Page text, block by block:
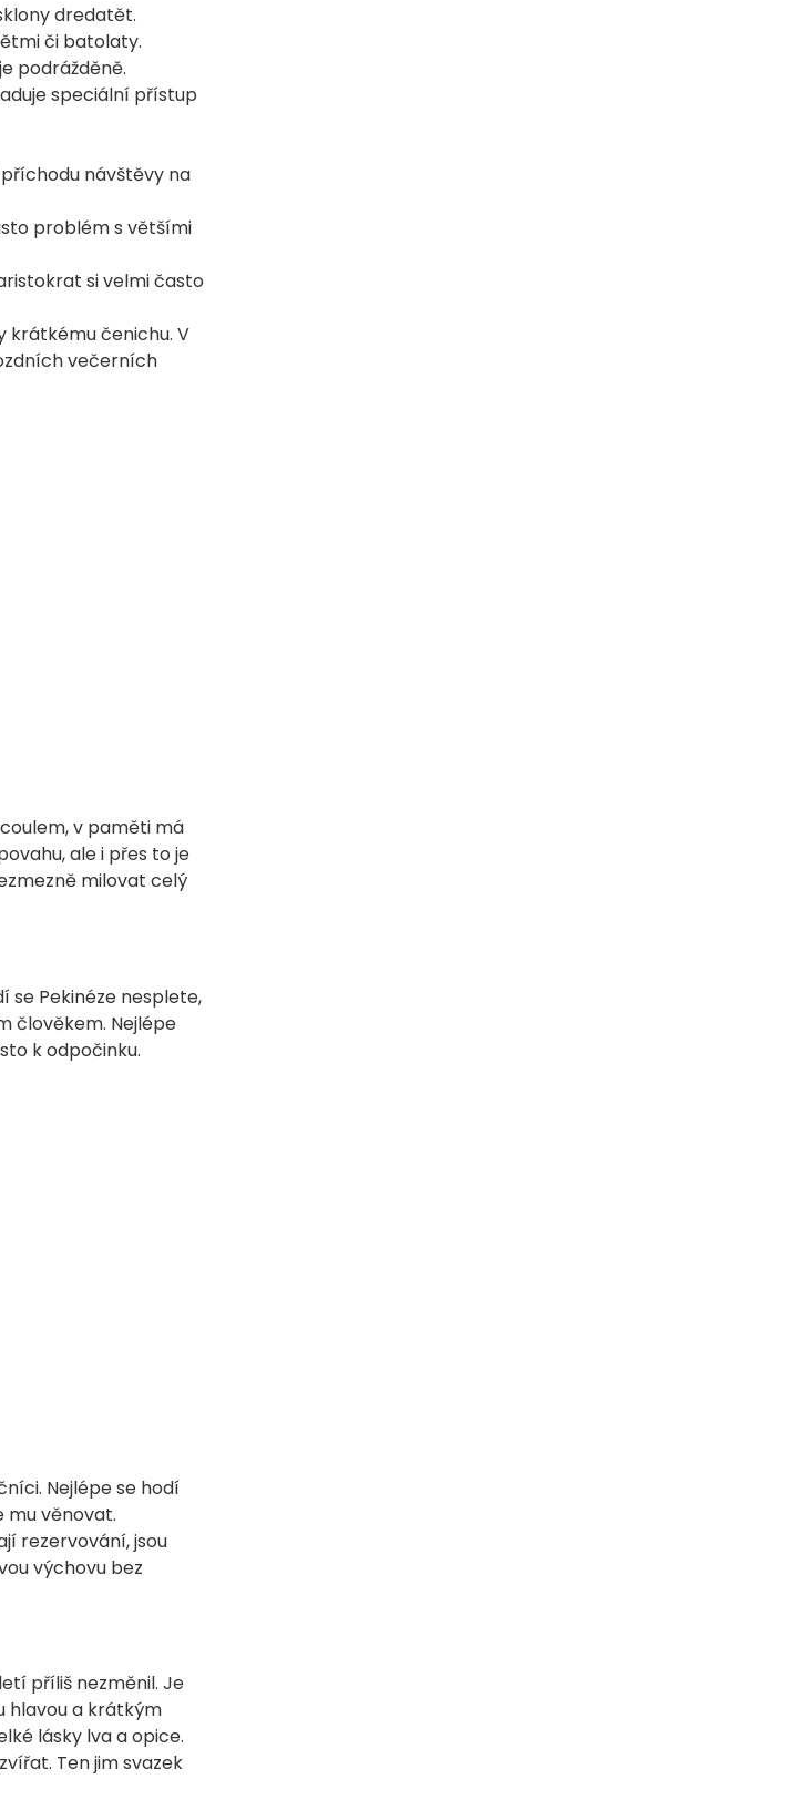
dredatět.
či batolaty.
podrážděně.
speciální přístup
návštěvy na
problém s většími
si velmi často
krátkému čenichu. V
večerních
v paměti má
ale i přes to je
milovat celý
se Pekinéze nesplete,
člověkem. Nejlépe
k odpočinku.
Nejlépe se hodí
mu věnovat.
rezervování, jsou
výchovu bez
příliš nezměnil. Je
hlavou a krátkým
lásky lva a opice.
Ten jim svazek